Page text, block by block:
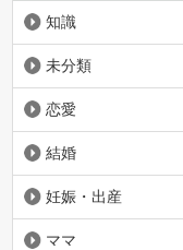
知識
未分類
恋愛
結婚
妊娠・出産
ママ